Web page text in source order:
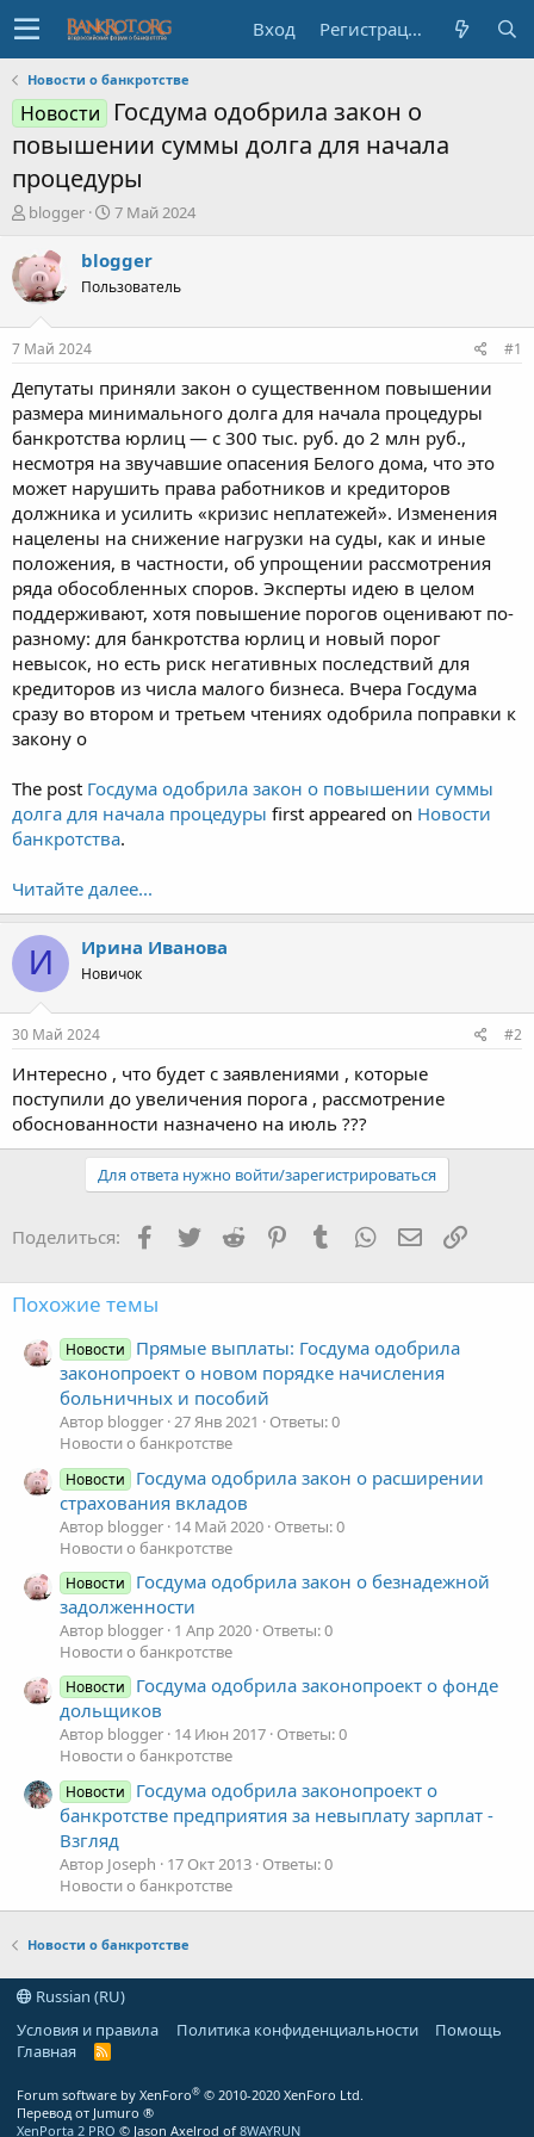
Вход Регистрация
Новости о банкротстве
Новости
Госдума одобрила закон о
повышении суммы долга для начала
процедуры
А
т
о
р
е
м
ы
blogger
Д
т
а
н
л
7 Май 2024
blogger
Пользователь
7 Май 2024 #1
Депутаты приняли закон о существенном повышении
размера минимального долга для начала процедуры
банкротства юрлиц — с 300 тыс. руб. до 2 млн руб.,
несмотря на звучавшие опасения Белого дома, что это
может нарушить права работников и кредиторов
должника и усилить «кризис неплатежей». Изменения
нацелены на снижение нагрузки на суды, как и иные
положения, в частности, об упрощении рассмотрения
ряда обособленных споров. Эксперты идею в целом
поддерживают, хотя повышение порогов оценивают по-
разному: для банкротства юрлиц и новый порог
невысок, но есть риск негативных последствий для
кредиторов из числа малого бизнеса. Вчера Госдума
сразу во втором и третьем чтениях одобрила поправки к
закону о
The post Госдума одобрила закон о повышении суммы
долга для начала процедуры first appeared on Новости
банкротства.
Читайте далее...
И Ирина Иванова
Новичок
30 Май 2024 #2
Интересно , что будет с заявлениями , которые
поступили до увеличения порога , рассмотрение
обоснованности назначено на июль ???
Для ответа нужно войти/зарегистрироваться
Поделиться: Facebook
TwitterReddit PinterestTumblr WhatsApp Ссылка
Похожие темы
Новости
Прямые выплаты: Госдума одобрила
законопроект о новом порядке начисления
больничных и пособий
Автор blogger 27 Янв 2021
Ответы: 0
Новости о банкротстве
Новости
Госдума одобрила закон о расширении
страхования вкладов
Автор blogger 14 Май 2020 Ответы: 0
Новости о банкротстве
Новости
Госдума одобрила закон о безнадежной
задолженности
Автор blogger 1 Апр 2020 Ответы: 0
Новости о банкротстве
Новости
Госдума одобрила законопроект о фонде
дольщиков
Автор blogger 14 Июн 2017 Ответы: 0
Новости о банкротстве
Новости
Госдума одобрила законопроект о
банкротстве предприятия за невыплату зарплат -
Взгляд
Автор Joseph 17 Окт 2013 Ответы: 0
Новости о банкротстве
Новости о банкротстве
Russian (RU)
Условия и правила
Политика конфиденциальности
Помощь
Главная
R
Forum software by XenForo® © 2010-2020 XenForo Ltd.
Перевод от Jumuro ®
XenPorta 2 PRO © Jason Axelrod of 8WAYRUN